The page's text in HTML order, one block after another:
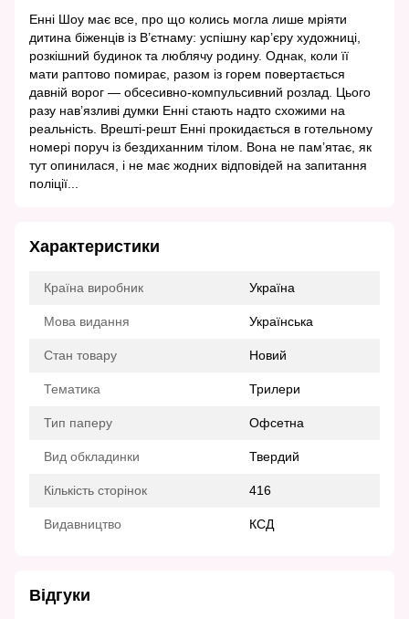
Енні Шоу має все, про що колись могла лише мріяти
дитина біженців із В’єтнаму: успішну кар’єру художниці,
розкішний будинок та люблячу родину. Однак, коли її
мати раптово помирає, разом із горем повертається
давній ворог — обсесивно-компульсивний розлад. Цього
разу нав’язливі думки Енні стають надто схожими на
реальність. Врешті-решт Енні прокидається в готельному
номері поруч із бездиханним тілом. Вона не пам’ятає, як
тут опинилася, і не має жодних відповідей на запитання
поліції...
Характеристики
Країна виробник Україна
Мова видання Українська
Стан товару Новий
Тематика Трилери
Тип паперу Офсетна
Вид обкладинки Твердий
Кількість сторінок 416
Видавництво КСД
Відгуки